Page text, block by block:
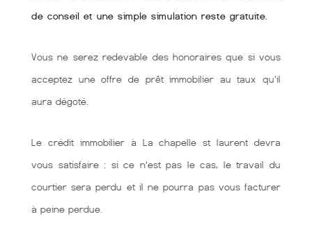
de conseil et une simple simulation reste gratuite.
Vous ne serez redevable des honoraires que si vous
acceptez une offre de prêt immobilier au taux qu'il
aura dégoté.
Le crédit immobilier à La chapelle st laurent devra
vous satisfaire : si ce n’est pas le cas, le travail du
courtier sera perdu et il ne pourra pas vous facturer
à peine perdue.